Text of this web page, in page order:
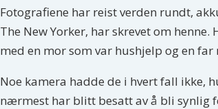
Fotografiene har reist verden rundt,
The New Yorker, har skrevet om
med en mor som var hushjelp og en
Noe kamera hadde de i hvert fall ikke,
nærmest har blitt besatt av å bli synlig